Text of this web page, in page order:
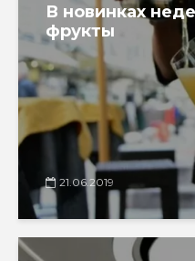
В новинках
фрукты
21.06.2019